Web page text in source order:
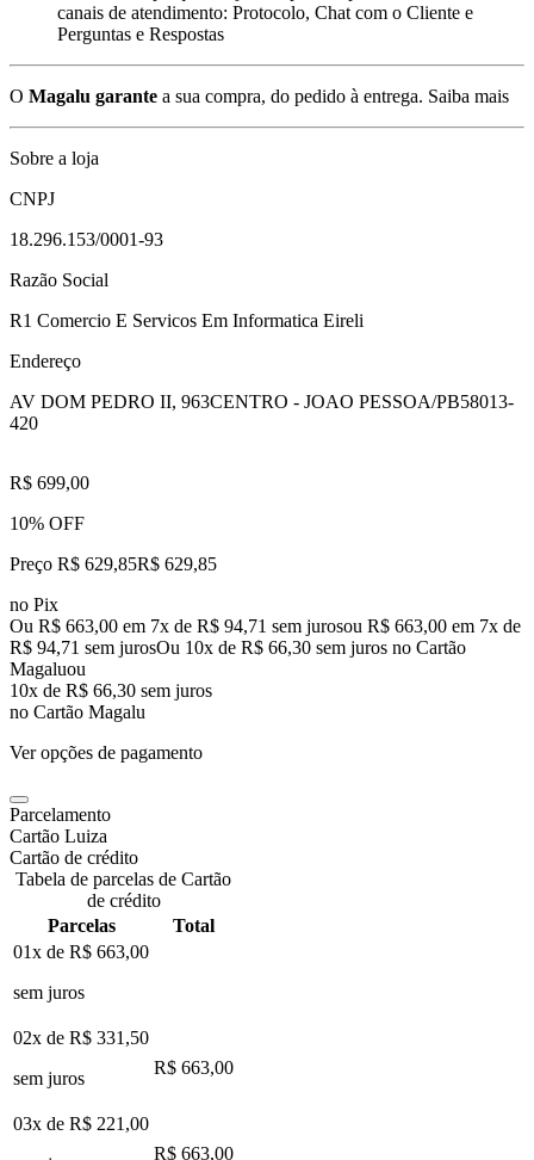
canais de atendimento: Protocolo, Chat com o Cliente e
Perguntas e Respostas
O Magalu garante a sua compra, do pedido à entrega. Saiba mais
Sobre a loja
CNPJ
18.296.153/0001-93
Razão Social
R1 Comercio E Servicos Em Informatica Eireli
Endereço
AV DOM PEDRO II, 963CENTRO - JOAO PESSOA/PB58013-
420
R$ 699,00
10% OFF
Preço R$ 629,85R$ 629,85
no Pix
Ou R$ 663,00 em 7x de R$ 94,71 sem jurosou R$ 663,00 em 7x de
R$ 94,71 sem jurosOu 10x de R$ 66,30 sem juros no Cartão
Magaluou
10x de R$ 66,30 sem juros
no Cartão Magalu
Ver opções de pagamento
Parcelamento
Cartão Luiza
Cartão de crédito
Tabela de parcelas de Cartão
de crédito
Parcelas
Total
01x de R$ 663,00
sem juros
02x de R$ 331,50
sem juros
R$ 663,00
03x de R$ 221,00
R$ 663,00